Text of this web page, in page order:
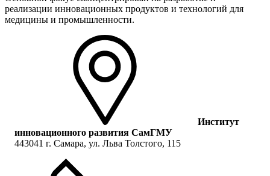
реализации инновационных продуктов и технологий для
медицины и промышленности.
Институт
инновационного развития СамГМУ
443041 г. Самара, ул. Льва Толстого, 115